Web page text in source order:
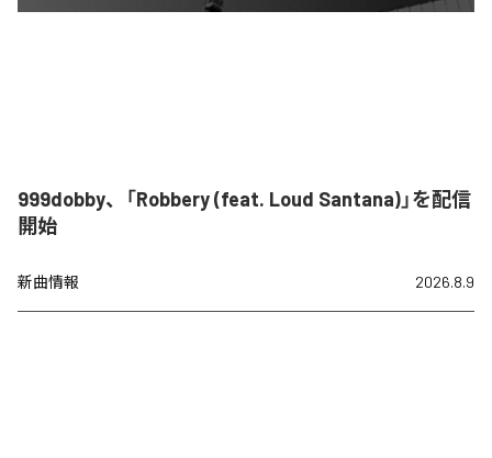
999dobby、「Robbery (feat. Loud Santana)」を配信
開始
新曲情報 2026.8.9